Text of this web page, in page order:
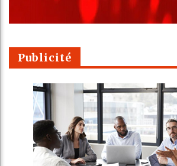
Publicité